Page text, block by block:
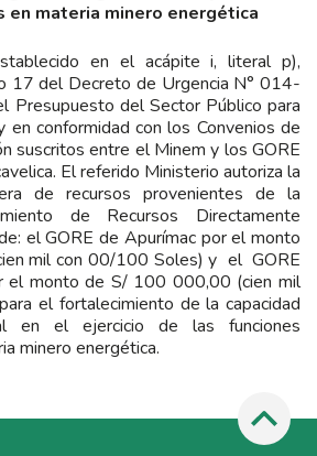
en materia minero energética
en el acápite i, literal p),
17 del Decreto de Urgencia N° 014-
Presupuesto del Sector Público para
conformidad con los Convenios de
suscritos entre el Minem y los GORE
El referido Ministerio autoriza la
de recursos provenientes de la
de Recursos Directamente
el GORE de Apurímac por el monto
mil con 00/100 Soles) y el GORE
el monto de S/ 100 000,00 (cien mil
el fortalecimiento de la capacidad
en el ejercicio de las funciones
minero energética.